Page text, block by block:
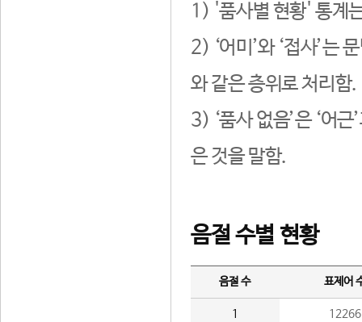
1) '품사별 현황' 통계
2) ‘어미’와 ‘접사’는
와 같은 층위로 처리함.
3) ‘품사 없음’은 ‘어
은 것을 말함.
음절 수별 현황
음절 수 표제어
1 12266